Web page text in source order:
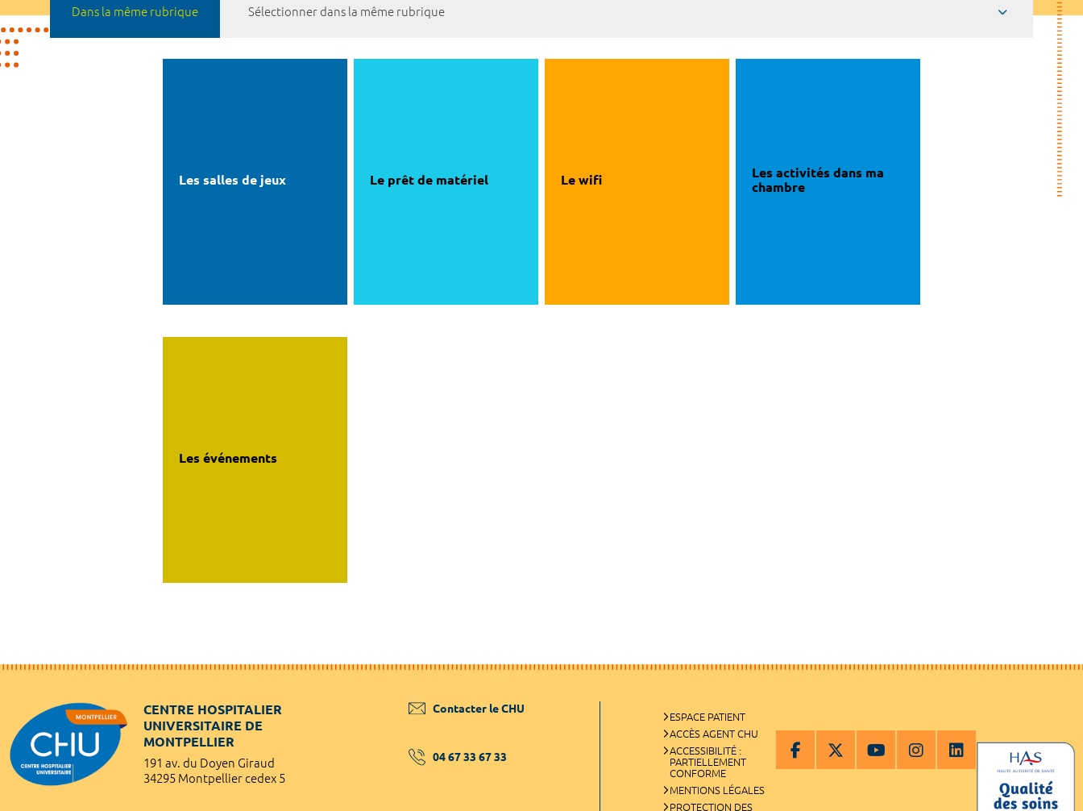
Dans la même rubrique Sélectionner dans la même rubrique
Les salles de jeux Le prêt de matériel Le wifi
Les activités dans ma
chambre
Les événements
CENTRE HOSPITALIER
UNIVERSITAIRE DE
MONTPELLIER
191 av. du Doyen Giraud
34295 Montpellier cedex 5
Contacter le CHU
04 67 33 67 33
ESPACE PATIENT
ACCÈS AGENT CHU
ACCESSIBILITÉ :
PARTIELLEMENT
CONFORME
MENTIONS LÉGALES
PROTECTION DES